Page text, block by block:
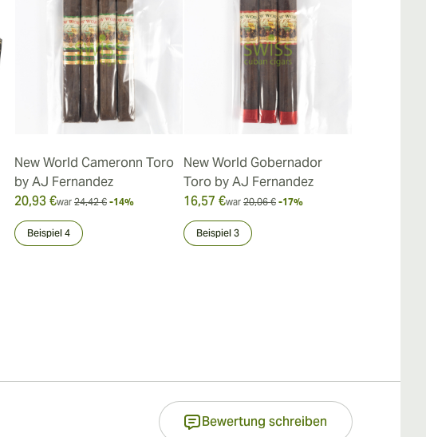
New World Cameronn Toro
by AJ Fernandez
20,93 €war 24,42 € -14%
Beispiel 4
New World Gobernador
Toro by AJ Fernandez
16,57 €war 20,06 € -17%
Beispiel 3
Bewertung schreiben